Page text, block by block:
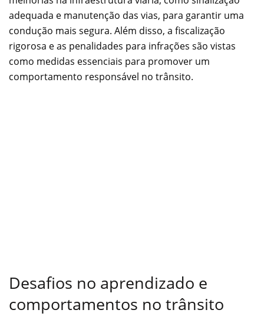
adequada e manutenção das vias, para garantir uma
condução mais segura. Além disso, a fiscalização
rigorosa e as penalidades para infrações são vistas
como medidas essenciais para promover um
comportamento responsável no trânsito.
Desafios no aprendizado e
comportamentos no trânsito